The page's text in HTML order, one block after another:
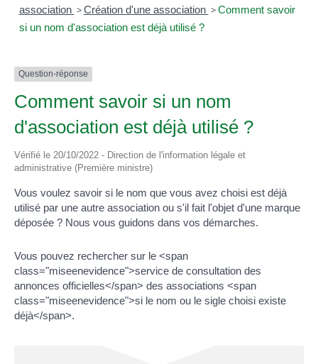
association > Création d'une association > Comment savoir
si un nom d'association est déjà utilisé ?
Question-réponse
Comment savoir si un nom
d'association est déjà utilisé ?
Vérifié le 20/10/2022 - Direction de l'information légale et
administrative (Première ministre)
Vous voulez savoir si le nom que vous avez choisi est déjà
utilisé par une autre association ou s'il fait l'objet d'une marque
déposée ? Nous vous guidons dans vos démarches.
Vous pouvez rechercher sur le <span
class="miseenevidence">service de consultation des
annonces officielles</span> des associations <span
class="miseenevidence">si le nom ou le sigle choisi existe
déjà</span>.